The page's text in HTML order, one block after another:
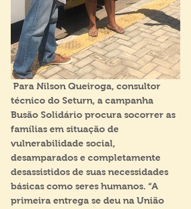
técnico do Seturn, a campanha
Busão Solidário procura socorrer as
famílias em situação de
vulnerabilidade social,
desamparados e completamente
desassistidos de suas necessidades
básicas como seres humanos. “A
primeira entrega se deu na União